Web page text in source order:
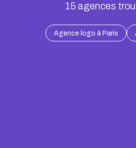
15agences
Agence logo à Paris